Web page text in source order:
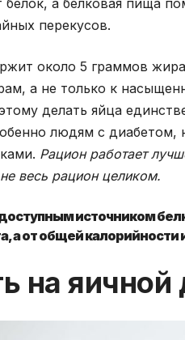
а белковая пища
перекусов.
около 5 граммов
а не только к
делать яйца
людям с диабетом,
Рацион работает
весь рацион целиком.
источником
а от общей
на яичной